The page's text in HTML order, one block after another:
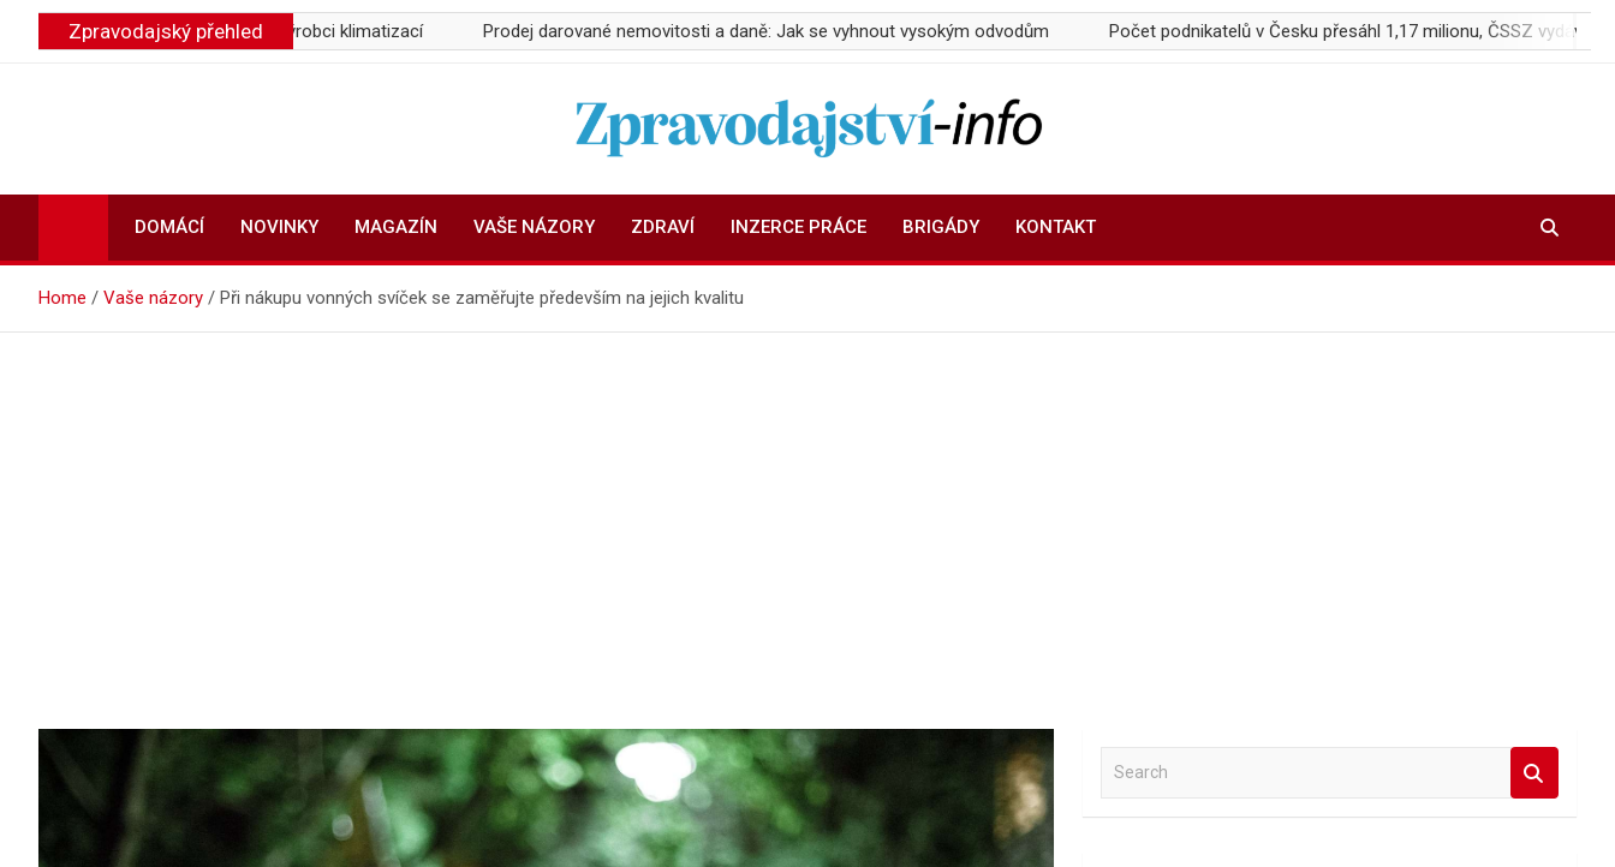
Zpravodajský přehled
pojišťovny a výrobci klimatizací Prodej darované nemovitosti a daně: Jak se vyhnout vysokým odvodům Počet podnikatelů v Česku přesáhl 1,17 milionu, ČSSZ vydává příručku pro
Zpravodajství-info.cz
DOMÁCÍ NOVINKY MAGAZÍN VAŠE NÁZORY ZDRAVÍ INZERCE PRÁCE BRIGÁDY KONTAKT
Home Vaše názory Při nákupu vonných svíček se zaměřujte především na jejich kvalitu
a